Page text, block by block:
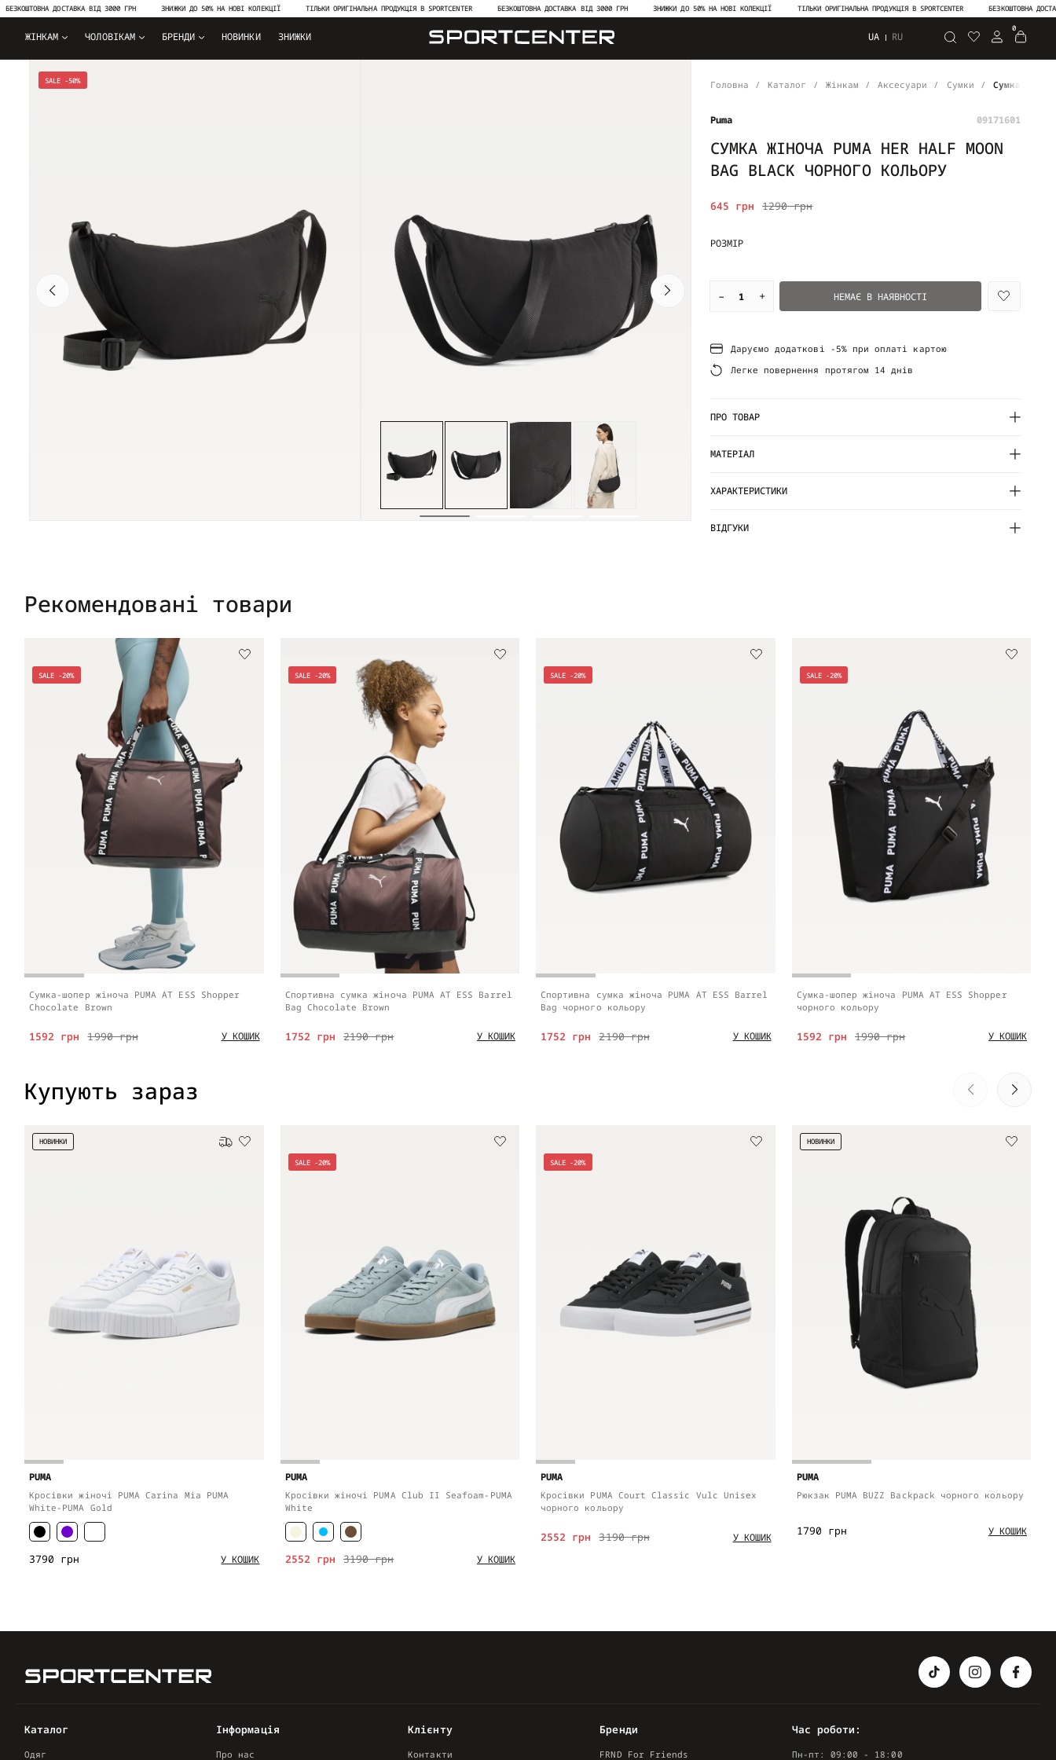
ДОСТАВКА ВІД 3000 ГРН ЗНИЖКИ ДО 50% НА НОВІ КОЛЕКЦІЇ ТІЛЬКИ ОРИГІНАЛЬНА ПРОДУКЦІЯ В SPORTCENTER БЕЗКОШТОВНА ДОСТАВКА ВІД 3000 ГРН ЗНИЖКИ ДО 50% НА НОВІ КОЛЕКЦІЇ ТІЛЬКИ ОРИГІНАЛЬНА ПРОДУКЦІЯ В SPORTCENTER БЕЗКОШТОВНА ДОСТАВКА
ЖІНКАМ ЧОЛОВІКАМ БРЕНДИ НОВИНКИ ЗНИЖКИ UA RU Пошук
0
SALE -50% Головна Каталог Жінкам Аксесуари Сумки Сумка
Puma 09171601
СУМКА ЖІНОЧА PUMA HER HALF MOON
BAG BLACK ЧОРНОГО КОЛЬОРУ
1290 грн
645 грн
РОЗМІР
– + НЕМАЄ В НАЯВНОСТІ
Даруємо додаткові -5% при оплаті картою
Легке повернення протягом 14 днів
ПРО ТОВАР
МАТЕРІАЛ
ХАРАКТЕРИСТИКИ
ВІДГУКИ
Рекомендовані товари
SALE -20%
Сумка-шопер жіноча PUMA AT ESS Shopper
Chocolate Brown
1990 грн
1592 грн У КОШИК
SALE -20%
Спортивна сумка жіноча PUMA AT ESS Barrel
Bag Chocolate Brown
2190 грн
1752 грн У КОШИК
SALE -20%
Спортивна сумка жіноча PUMA AT ESS Barrel
Bag чорного кольору
2190 грн
1752 грн У КОШИК
SALE -20%
Сумка-шопер жіноча PUMA AT ESS Shopper
чорного кольору
1990 грн
1592 грн У КОШИК
Купують зараз
НОВИНКИ Безкоштовна доставка
PUMA
Кросівки жіночі PUMA Carina Mia PUMA
White-PUMA Gold
3790 грн У КОШИК
SALE -20%
PUMA
Кросівки жіночі PUMA Club II Seafoam-PUMA
White
3190 грн
2552 грн У КОШИК
SALE -20%
PUMA
Кросівки PUMA Court Classic Vulc Unisex
чорного кольору
3190 грн
2552 грн У КОШИК
НОВИНКИ
PUMA
Рюкзак PUMA BUZZ Backpack чорного кольору
1790 грн У КОШИК
Каталог
Одяг
Інформація
Про нас
Клієнту
Контакти
Бренди
FRND For Friends
Час роботи:
Пн-пт: 09:00 - 18:00